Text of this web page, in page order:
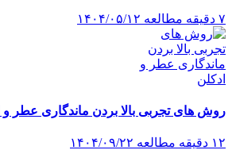
۷ دقیقه مطالعه ۱۴۰۴/۰۵/۱۲
روش های تجربی بالا بردن ماندگاری عطر و
۱۲ دقیقه مطالعه ۱۴۰۴/۰۹/۲۲